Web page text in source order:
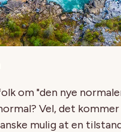
om "den nye
Vel, det
mulig at en